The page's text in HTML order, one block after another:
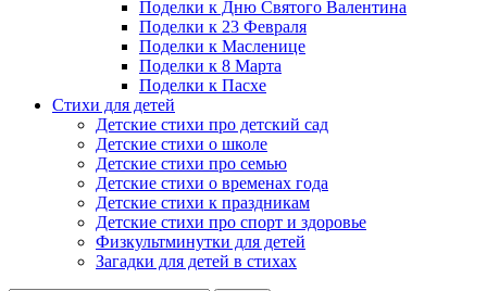
Поделки к Дню Святого Валентина
Поделки к 23 Февраля
Поделки к Масленице
Поделки к 8 Марта
Поделки к Пасхе
Стихи для детей
Детские стихи про детский сад
Детские стихи о школе
Детские стихи про семью
Детские стихи о временах года
Детские стихи к праздникам
Детские стихи про спорт и здоровье
Физкультминутки для детей
Загадки для детей в стихах